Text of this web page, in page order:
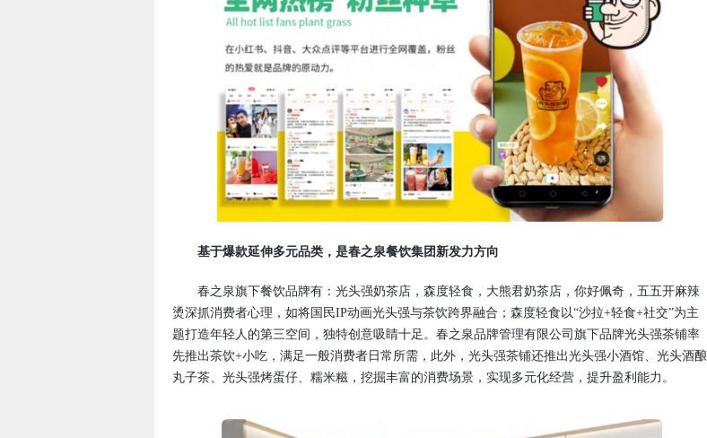
基于爆款延伸多元品类，是春之泉餐饮集团新发力方向
春之泉旗下餐饮品牌有：光头强奶茶店，森度轻食，大熊君奶茶店，你好佩奇，五五开麻辣
烫深抓消费者心理，如将国民IP动画光头强与茶饮跨界融合；森度轻食以“沙拉+轻食+社交”为主
题打造年轻人的第三空间，独特创意吸睛十足。春之泉品牌管理有限公司旗下品牌光头强茶铺率
先推出茶饮+小吃，满足一般消费者日常所需，此外，光头强茶铺还推出光头强小酒馆、光头酒酿
丸子茶、光头强烤蛋仔、糯米糍，挖掘丰富的消费场景，实现多元化经营，提升盈利能力。